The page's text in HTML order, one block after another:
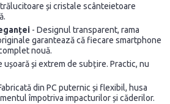
și cristale scânteietoare
- Designul transparent, rama
garantează că fiecare smartphone
nouă.
ușoară și extrem de subțire. Practic, nu
din PC puternic și flexibil, husa
împotriva impacturilor și căderilor.